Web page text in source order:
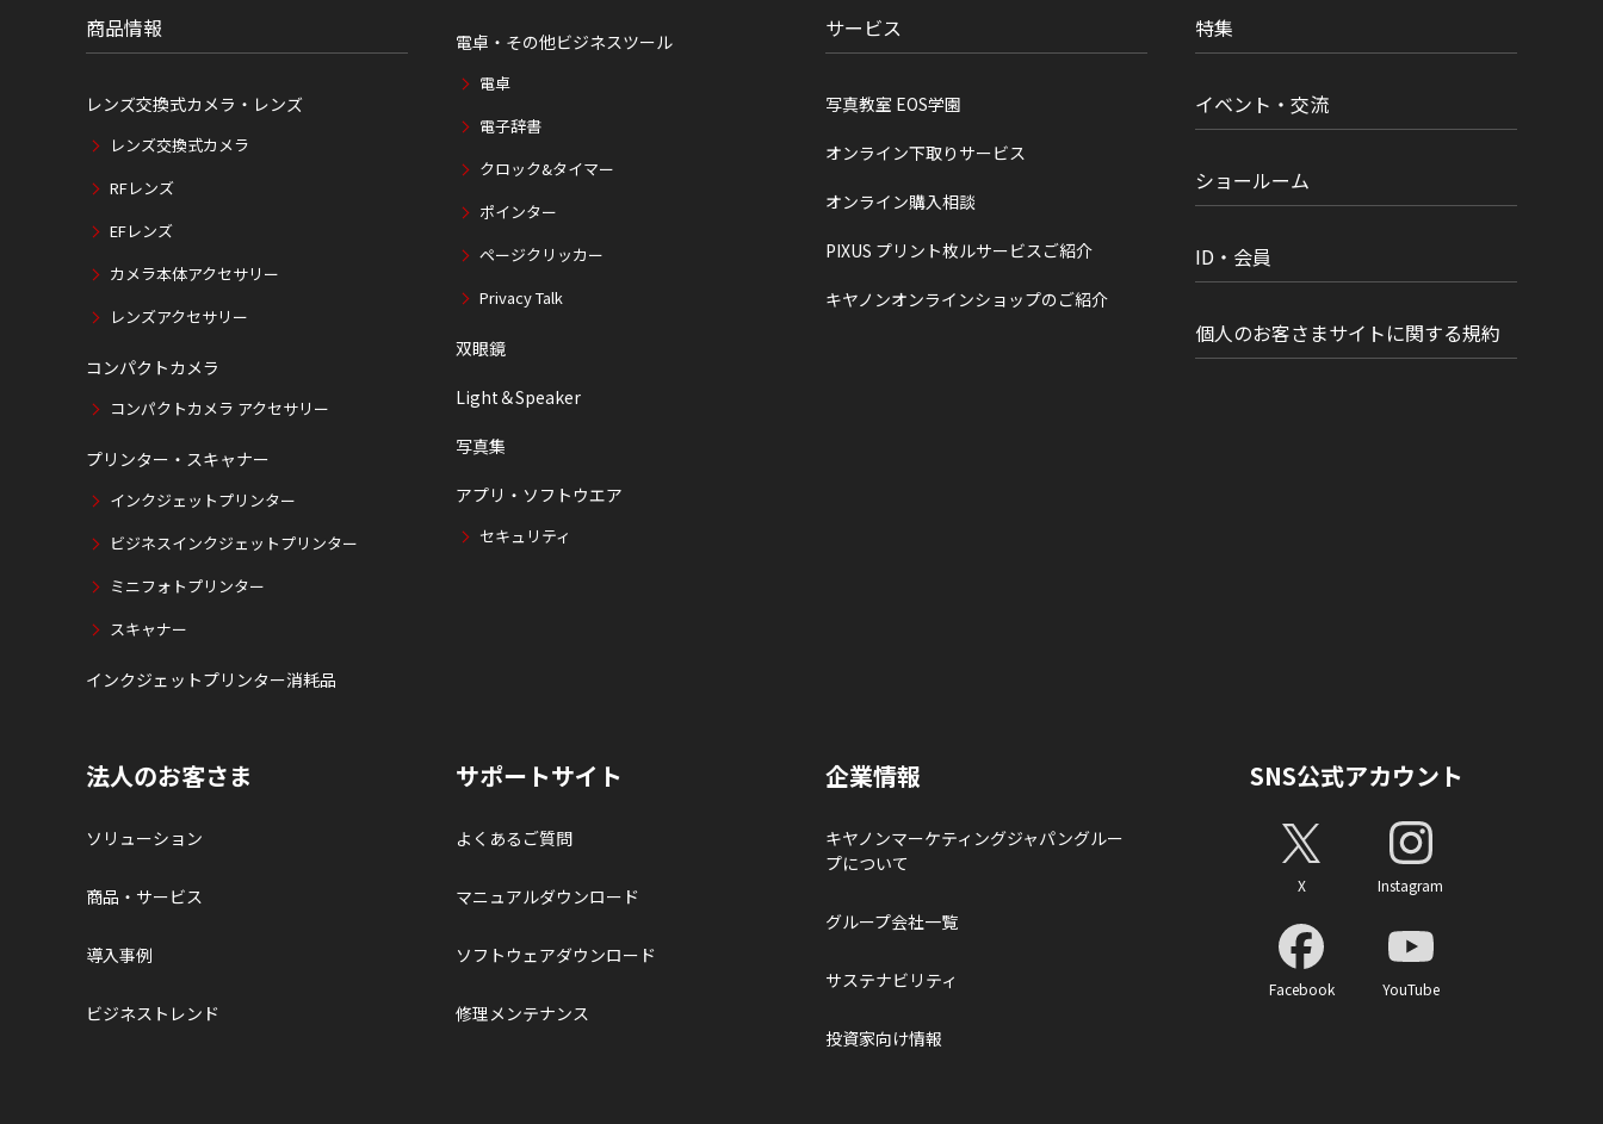
商品情報
レンズ交換式カメラ・レンズ
レンズ交換式カメラ
RFレンズ
EFレンズ
カメラ本体アクセサリー
レンズアクセサリー
コンパクトカメラ
コンパクトカメラ アクセサリー
プリンター・スキャナー
インクジェットプリンター
ビジネスインクジェットプリンター
ミニフォトプリンター
スキャナー
インクジェットプリンター消耗品
電卓・その他ビジネスツール
電卓
電子辞書
クロック&タイマー
ポインター
ページクリッカー
Privacy Talk
双眼鏡
Light＆Speaker
写真集
アプリ・ソフトウエア
セキュリティ
サービス
写真教室 EOS学園
オンライン下取りサービス
オンライン購入相談
PIXUS プリント枚ルサービスご紹介
キヤノンオンラインショップのご紹介
特集
イベント・交流
ショールーム
ID・会員
個人のお客さまサイトに関する規約
法人のお客さま
ソリューション
商品・サービス
導入事例
ビジネストレンド
サポートサイト
よくあるご質問
マニュアルダウンロード
ソフトウェアダウンロード
修理メンテナンス
企業情報
キヤノンマーケティングジャパングルー
プについて
グループ会社一覧
サステナビリティ
投資家向け情報
SNS公式アカウント
X Instagram
Facebook YouTube